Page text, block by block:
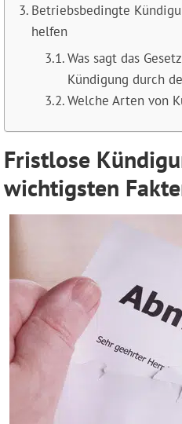
Betriebsbedingte
helfen
Was sagt das
Kündigung durch
Welche Arten von
Fristlose
wichtigsten